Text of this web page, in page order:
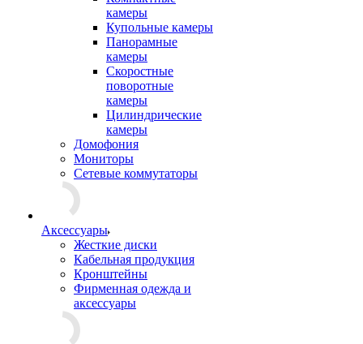
камеры
Купольные камеры
Панорамные
камеры
Скоростные
поворотные
камеры
Цилиндрические
камеры
Домофония
Мониторы
Сетевые коммутаторы
Аксессуары
Жесткие диски
Кабельная продукция
Кронштейны
Фирменная одежда и
аксессуары